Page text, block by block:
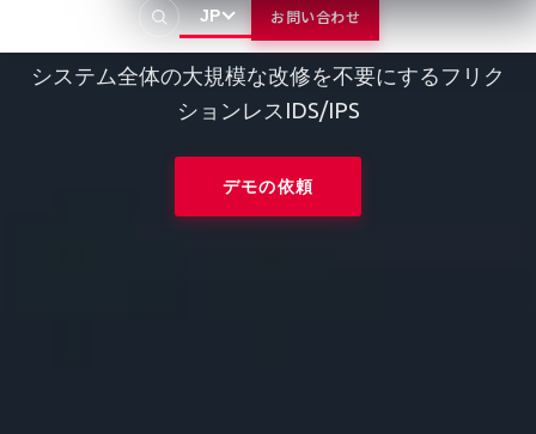
JP お問い合わせ
システム全体の大規模な改修を不要にするフリク
ションレスIDS/IPS
デモの依頼